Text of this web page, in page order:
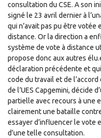
consultation du CSE. A son
signé le 23 avril dernier à
qui n’avait pas pu être votée
distance. Or la direction a
système de vote à distance
propose donc aux autres
déclaration précédente et
code du travail et de
de l’UES Capgemini, décide
partielle avec recours à une
clairement une bataille
essayer d’influencer le vote
d’une telle consultation.